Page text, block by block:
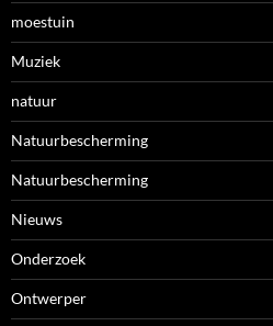
moestuin
Muziek
natuur
Natuurbescherming
Natuurbescherming
Nieuws
Onderzoek
Ontwerper